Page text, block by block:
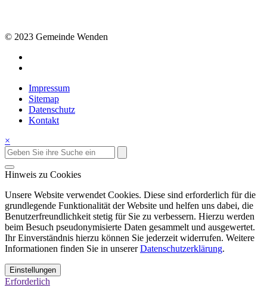
© 2023 Gemeinde Wenden
Impressum
Sitemap
Datenschutz
Kontakt
×
Hinweis zu Cookies
Unsere Website verwendet Cookies. Diese sind erforderlich für die
grundlegende Funktionalität der Website und helfen uns dabei, die
Benutzerfreundlichkeit stetig für Sie zu verbessern. Hierzu werden
beim Besuch pseudonymisierte Daten gesammelt und ausgewertet.
Ihr Einverständnis hierzu können Sie jederzeit widerrufen. Weitere
Informationen finden Sie in unsererDatenschutzerklärung.
Einstellungen
Erforderlich